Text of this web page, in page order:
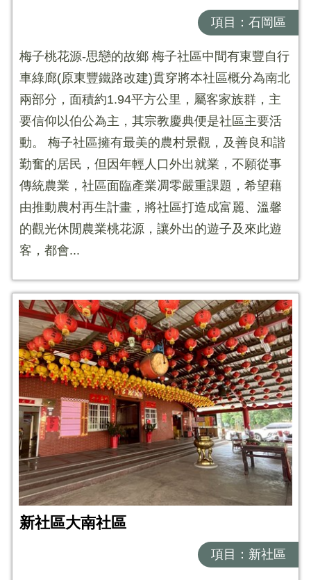
項目：石岡區
梅子桃花源-思戀的故鄉 梅子社區中間有東豐自行
車綠廊(原東豐鐵路改建)貫穿將本社區概分為南北
兩部分，面積約1.94平方公里，屬客家族群，主
要信仰以伯公為主，其宗教慶典便是社區主要活
動。 梅子社區擁有最美的農村景觀，及善良和諧
勤奮的居民，但因年輕人口外出就業，不願從事
傳統農業，社區面臨產業凋零嚴重課題，希望藉
由推動農村再生計畫，將社區打造成富麗、溫馨
的觀光休閒農業桃花源，讓外出的遊子及來此遊
客，都會...
新社區大南社區
項目：新社區